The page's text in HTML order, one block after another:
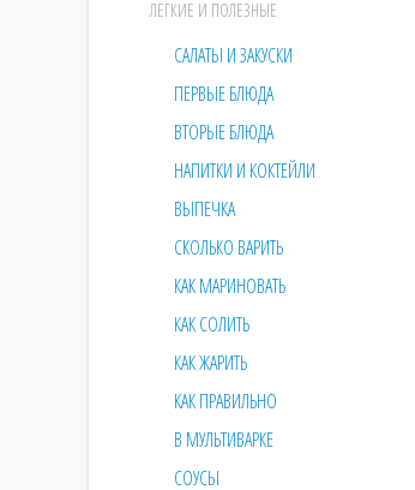
ЛЕГКИЕ И ПОЛЕЗНЫЕ
САЛАТЫ И ЗАКУСКИ
ПЕРВЫЕ БЛЮДА
ВТОРЫЕ БЛЮДА
НАПИТКИ И КОКТЕЙЛИ
ВЫПЕЧКА
СКОЛЬКО ВАРИТЬ
КАК МАРИНОВАТЬ
КАК СОЛИТЬ
КАК ЖАРИТЬ
КАК ПРАВИЛЬНО
В МУЛЬТИВАРКЕ
СОУСЫ